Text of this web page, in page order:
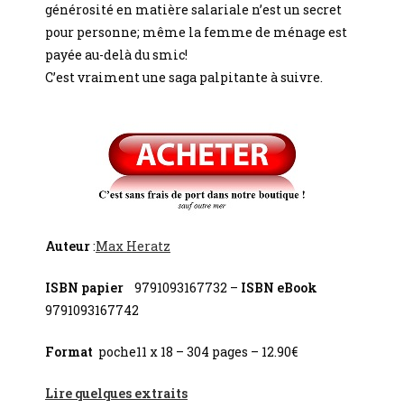
générosité en matière salariale n’est un secret
pour personne; même la femme de ménage est
payée au-delà du smic!
C’est vraiment une saga palpitante à suivre.
Auteur:Max Heratz
ISBN papier 9791093167732 – ISBN eBook
9791093167742
Format poche11 x 18 – 304 pages – 12.90€
Lire quelques extraits